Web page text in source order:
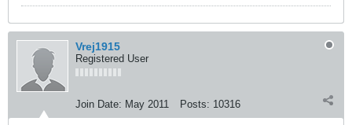
Vrej1915
Registered User
Join Date: May 2011 Posts: 10316